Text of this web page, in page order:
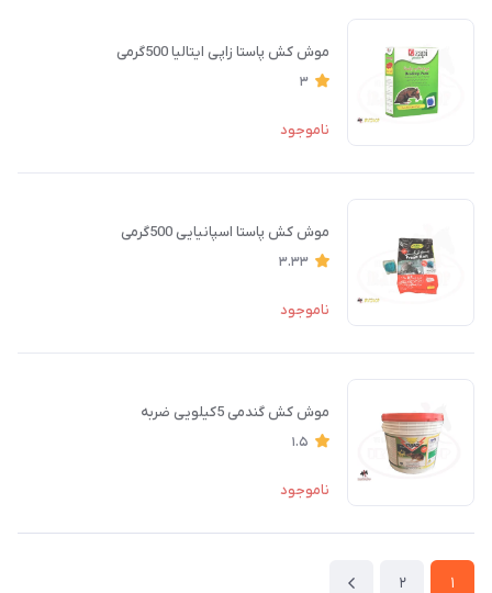
موش کش پاستا زاپی ایتالیا 500گرمی
3
ناموجود
موش کش پاستا اسپانیایی 500گرمی
3.33
ناموجود
موش کش گندمی 5کیلویی ضربه
1.5
ناموجود
1
2